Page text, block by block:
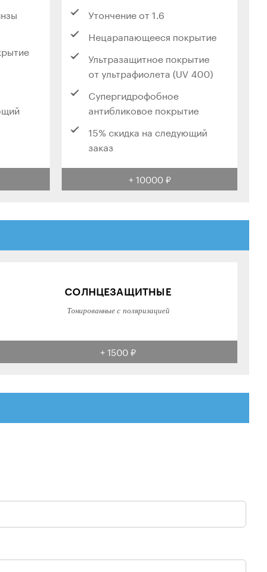
Утончение от 1.6
Нецарапающееся покрытие
Ультразащитное покрытие
от ультрафиолета (UV 400)
Супергидрофобное
антибликовое покрытие
15% скидка на следующий
заказ
+ 10000 ₽
СОЛНЦЕЗАЩИТНЫЕ
Тонированные с поляризацией
+ 1500 ₽